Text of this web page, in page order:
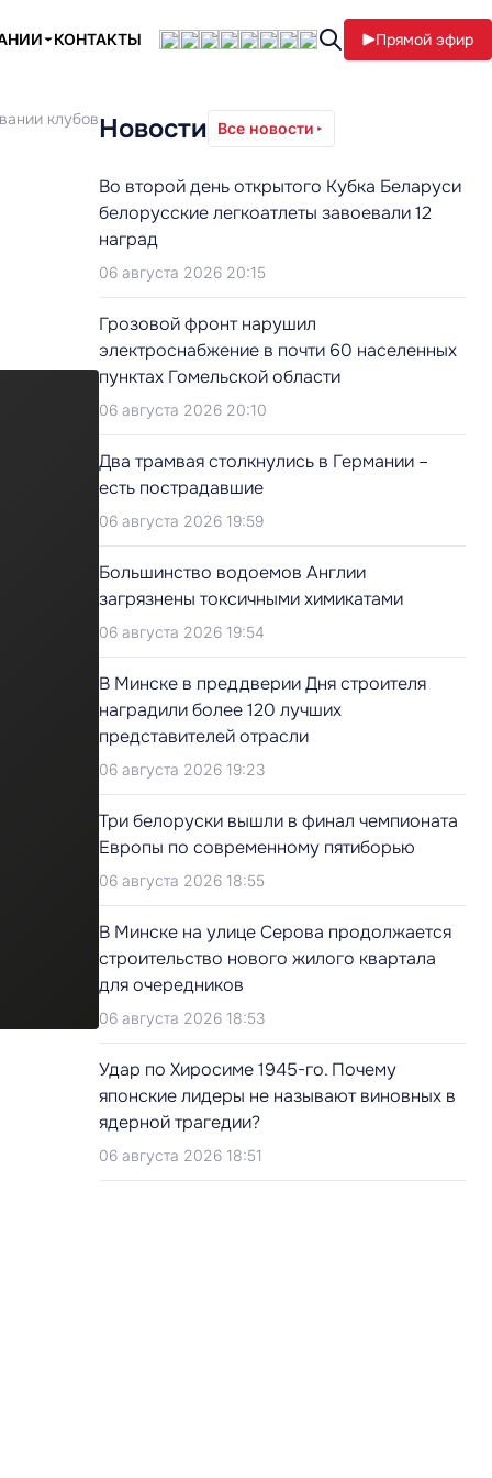
КОНТАКТЫ Прямой эфир
клубовНовости Все новости
Во второй день открытого Кубка Беларуси
белорусские легкоатлеты завоевали 12
наград
06 августа 2026 20:15
Грозовой фронт нарушил
электроснабжение в почти 60 населенных
пунктах Гомельской области
06 августа 2026 20:10
Два трамвая столкнулись в Германии –
есть пострадавшие
06 августа 2026 19:59
Большинство водоемов Англии
загрязнены токсичными химикатами
06 августа 2026 19:54
В Минске в преддверии Дня строителя
наградили более 120 лучших
представителей отрасли
06 августа 2026 19:23
Три белоруски вышли в финал чемпионата
Европы по современному пятиборью
06 августа 2026 18:55
В Минске на улице Серова продолжается
строительство нового жилого квартала
для очередников
06 августа 2026 18:53
Удар по Хиросиме 1945-го. Почему
японские лидеры не называют виновных в
ядерной трагедии?
06 августа 2026 18:51